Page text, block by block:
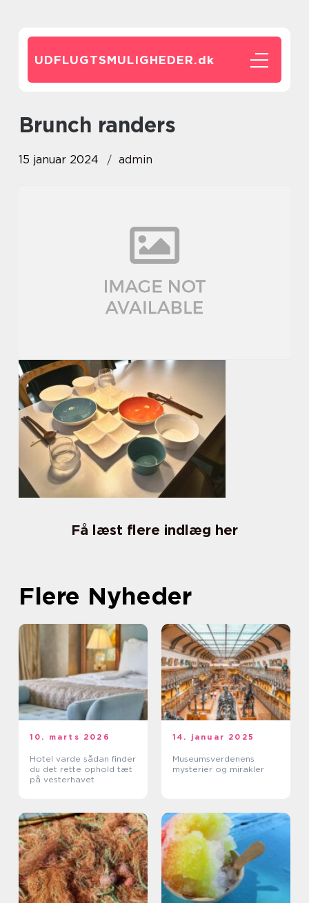
UDFLUGTSMULIGHEDER.dk
brunch randers
15 januar 2024 admin
Få læst flere indlæg her
Flere Nyheder
10. marts 2026
Hotel varde sådan finder
du det rette ophold tæt
på vesterhavet
14. januar 2025
Museumsverdenens
mysterier og mirakler